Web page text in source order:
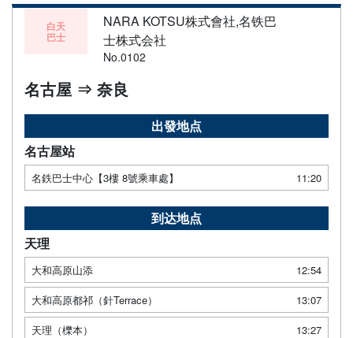
白天
巴士
NARA KOTSU株式會社,名铁巴
士株式会社
No.0102
名古屋 ⇒ 奈良
出發地点
名古屋站
名鉄巴士中心【3樓 8號乘車處】 11:20
到达地点
天理
大和高原山添
12:54
大和高原都祁（針Terrace）
13:07
天理（櫟本）
13:27